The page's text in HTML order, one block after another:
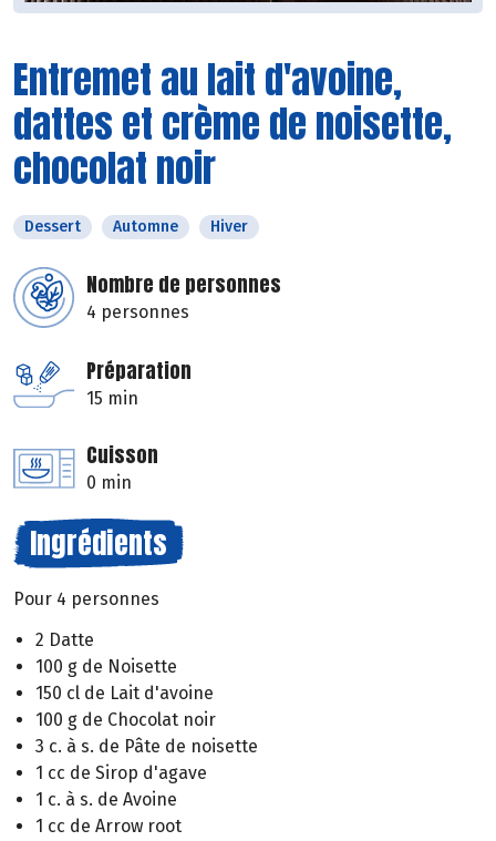
Entremet au lait d'avoine,
dattes et crème de noisette,
chocolat noir
Dessert Automne Hiver
Nombre de personnes
4 personnes
Préparation
15 min
Cuisson
0 min
Ingrédients
Pour 4 personnes
2 Datte
100 g de Noisette
150 cl de Lait d'avoine
100 g de Chocolat noir
3 c. à s. de Pâte de noisette
1 cc de Sirop d'agave
1 c. à s. de Avoine
1 cc de Arrow root